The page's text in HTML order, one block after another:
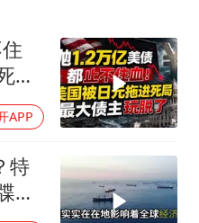
“偷听”我们说话吗
上半年全球新能源乘用车销量1122万台
14万栋建筑被完全摧毁
从科技创新看开局起步的时与势
APP
特
，